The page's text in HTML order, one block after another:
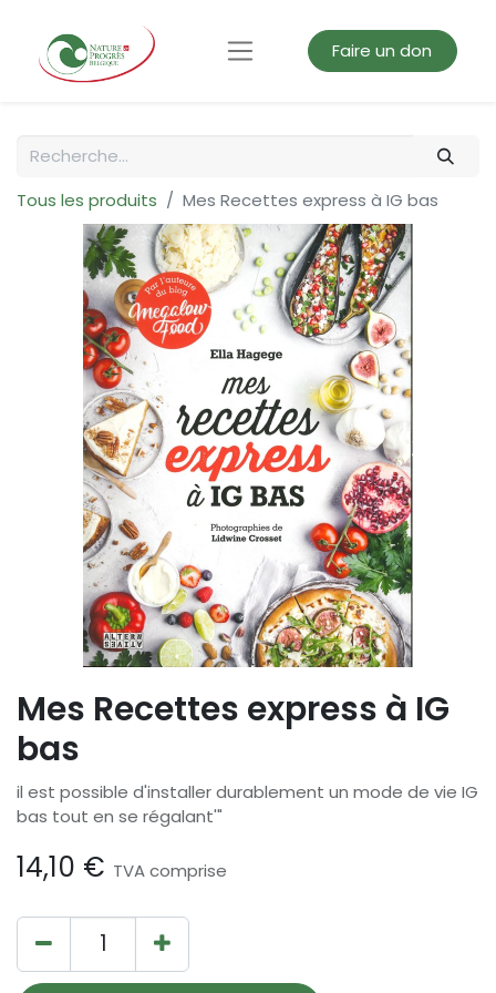
Faire un don
Tous les produits Mes Recettes express à IG bas
Mes Recettes express à IG
bas
il est possible d'installer durablement un mode de vie IG
bas tout en se régalant'"
14,10 € TVA comprise